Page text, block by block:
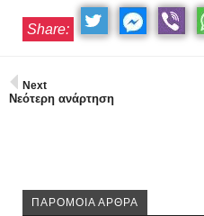
Share:
Next
Νεότερη ανάρτηση
ΠΑΡΟΜΟΙΑ ΑΡΘΡΑ